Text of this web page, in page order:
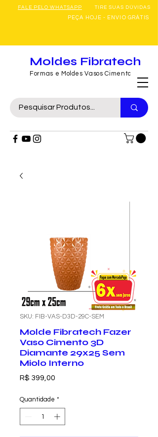
FALE PELO WHATSAPP TIRE SUAS DÚVIDAS
PEÇA HOJE - ENVIO GRÁTIS
Formas e Moldes Vasos Cimento
Moldes Fibratech
SKU: FIB-VAS-D3D-29C-SEM
Molde Fibratech Fazer
Vaso Cimento 3D
Diamante 29x25 Sem
Miolo Interno
R$ 399,00
Quantidade *